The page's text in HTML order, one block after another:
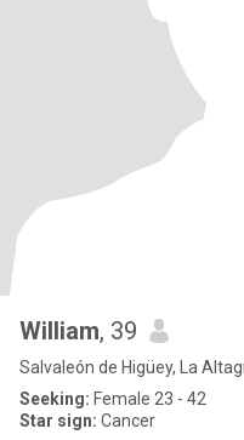
William, 39
Salvaleón de Higüey, La
Seeking: Female 23 - 42
Star sign: Cancer